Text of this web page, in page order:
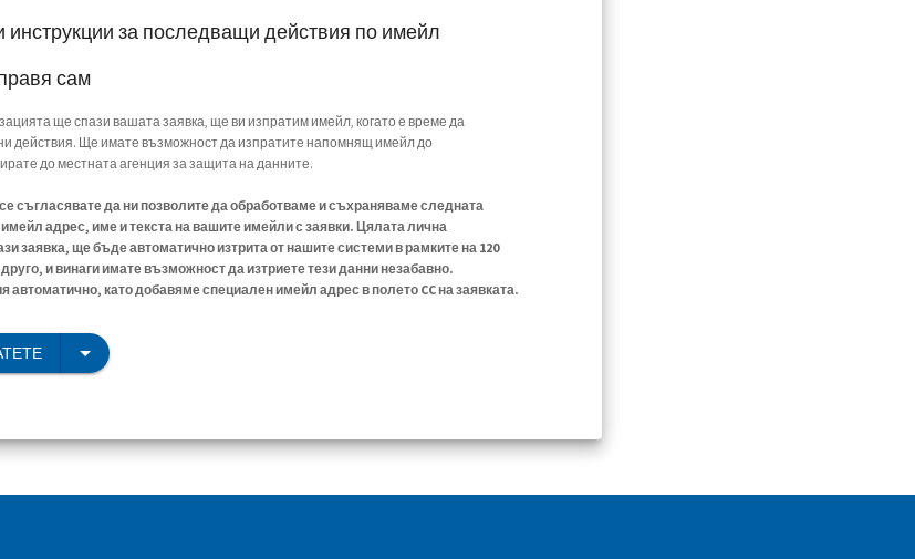
инструкции за последващи действия по имейл
сам
ще спази вашата заявка, ще ви изпратим имейл, когато е време да
действия. Ще имате възможност да изпратите напомнящ имейл до
до местната агенция за защита на данните.
съгласявате да ни позволите да обработваме и съхраняваме следната
адрес, име и текста на вашите имейли с заявки. Цялата лична
заявка, ще бъде автоматично изтрита от нашите системи в рамките на 120
и винаги имате възможност да изтриете тези данни незабавно.
като добавяме специален имейл адрес в полето CC на заявката.